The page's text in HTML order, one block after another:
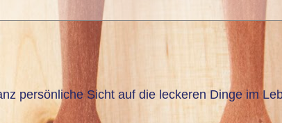
persönliche Sicht auf die leckeren Dinge im